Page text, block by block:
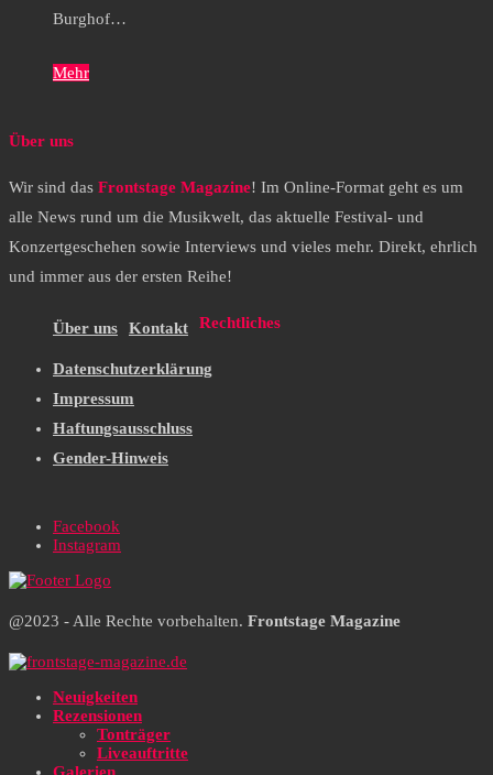
Burghof…
Mehr
Über uns
Wir sind das Frontstage Magazine! Im Online-Format geht es um
alle News rund um die Musikwelt, das aktuelle Festival- und
Konzertgeschehen sowie Interviews und vieles mehr. Direkt, ehrlich
und immer aus der ersten Reihe!
Über uns Kontakt Rechtliches
Datenschutzerklärung
Impressum
Haftungsausschluss
Gender-Hinweis
Facebook
Instagram
@2023 - Alle Rechte vorbehalten. Frontstage Magazine
Neuigkeiten
Rezensionen
Tonträger
Liveauftritte